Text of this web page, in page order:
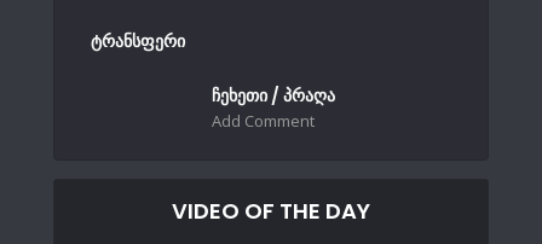
ტრანსფერი
ჩეხეთი / პრაღა
Add Comment
VIDEO OF THE DAY